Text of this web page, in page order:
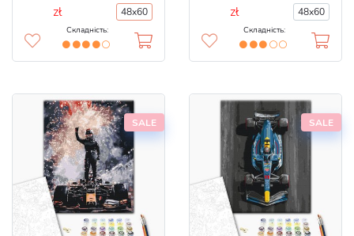
zł
48x60
Складність:
zł
48x60
Складність:
SALE SALE